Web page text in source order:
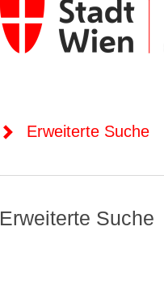
Erweiterte Suche
Erweiterte Suche